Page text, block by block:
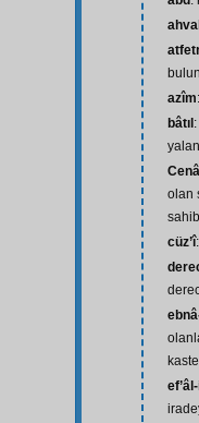
azîm
bâtıl
yalan
olan
cüz’î